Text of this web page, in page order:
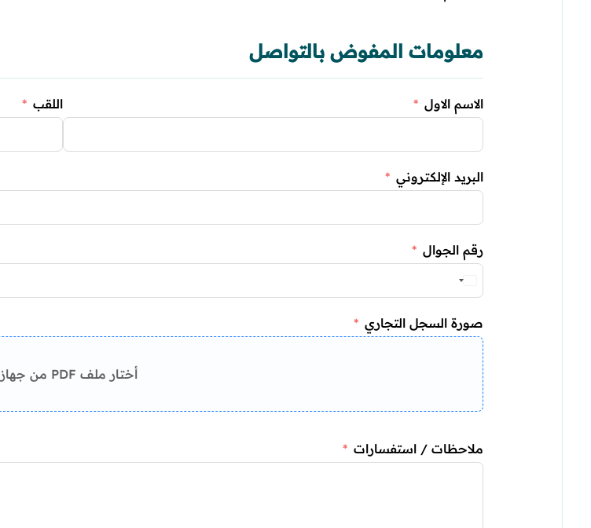
معلومات المفوض بالتواصل
الاسم الاول اللقب
البريد الإلكتروني
رقم الجوال
صورة السجل التجاري
أختار ملف PDF من جهازك
ملاحظات / استفسارات